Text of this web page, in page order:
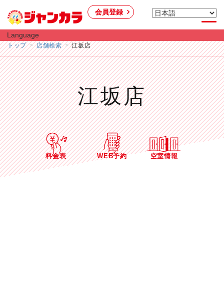
会員登録
Language
トップ 店舗検索 江坂店
江坂店
料金表 WEB予約 空室情報